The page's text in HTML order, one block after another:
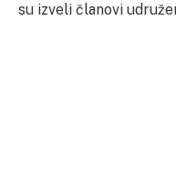
su izveli članovi